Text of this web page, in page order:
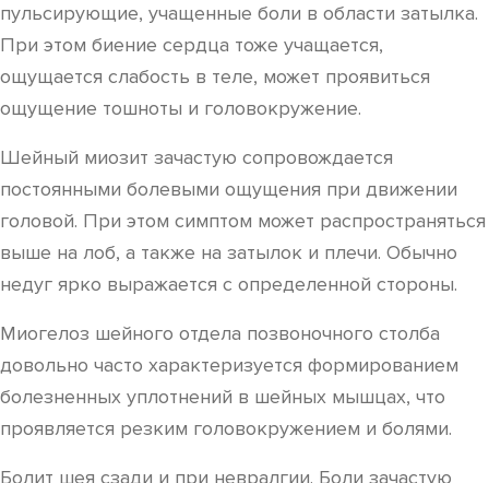
пульсирующие, учащенные боли в области затылка.
При этом биение сердца тоже учащается,
ощущается слабость в теле, может проявиться
ощущение тошноты и головокружение.
Шейный миозит зачастую сопровождается
постоянными болевыми ощущения при движении
головой. При этом симптом может распространяться
выше на лоб, а также на затылок и плечи. Обычно
недуг ярко выражается с определенной стороны.
Миогелоз шейного отдела позвоночного столба
довольно часто характеризуется формированием
болезненных уплотнений в шейных мышцах, что
проявляется резким головокружением и болями.
Болит шея сзади и при невралгии. Боли зачастую